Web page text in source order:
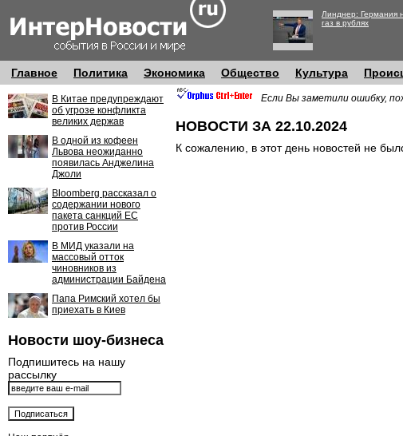
Линднер: Германия
газ в рублях
Главное Политика Экономика Общество Культура
В Китае предупреждают
об угрозе конфликта
великих держав
В одной из кофеен
Львова неожиданно
появилась Анджелина
Джоли
Bloomberg рассказал о
содержании нового
пакета санкций ЕС
против России
В МИД указали на
массовый отток
чиновников из
администрации Байдена
Папа Римский хотел бы
приехать в Киев
Новости шоу-бизнеса
Подпишитесь на нашу
рассылку
Если Вы заметили ошибку,
НОВОСТИ ЗА 22.10.2024
К сожалению, в этот день новостей не